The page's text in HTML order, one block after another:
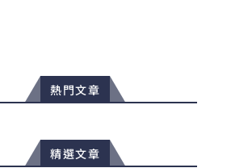
熱門文章
精選文章